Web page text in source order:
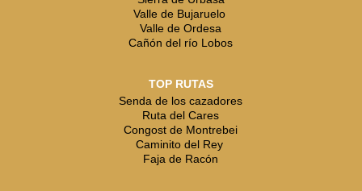
Valle de Bujaruelo
Valle de Ordesa
Cañón del río Lobos
TOP RUTAS
Senda de los cazadores
Ruta del Cares
Congost de Montrebei
Caminito del Rey
Faja de Racón